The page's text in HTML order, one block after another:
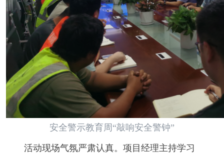
安全警示教育周“敲响安全警钟”
活动现场气氛严肃认真。项目经理主持学习